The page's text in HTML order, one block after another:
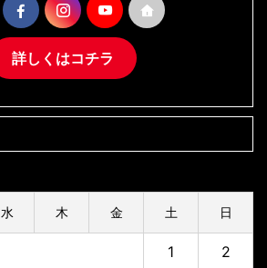
詳しくはコチラ
水 木 金 土 日
1 2